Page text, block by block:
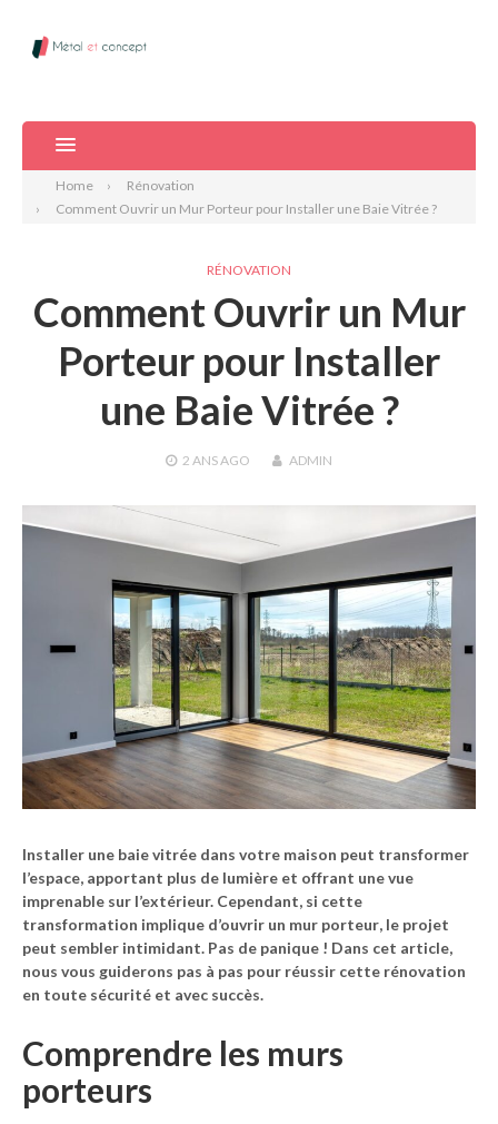
Home
Rénovation
Comment Ouvrir un Mur Porteur pour Installer une Baie Vitrée ?
RÉNOVATION
Comment Ouvrir un Mur
Porteur pour Installer
une Baie Vitrée ?
2 ANSAGO ADMIN
Installer une baie vitrée dans votre maison peut transformer
l’espace, apportant plus de lumière et offrant une vue
imprenable sur l’extérieur. Cependant, si cette
transformation implique d’ouvrir un mur porteur, le projet
peut sembler intimidant. Pas de panique ! Dans cet article,
nous vous guiderons pas à pas pour réussir cette rénovation
en toute sécurité et avec succès.
Comprendre les murs
porteurs